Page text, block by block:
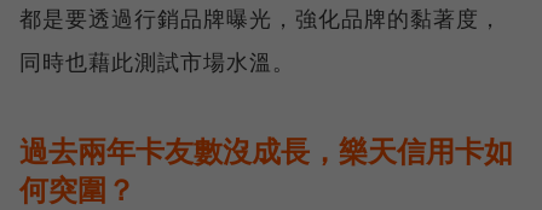
都是要透過行銷品牌曝光，強化品牌的黏著度，
同時也藉此測試市場水溫。
過去兩年卡友數沒成長，樂天信用卡如
何突圍？